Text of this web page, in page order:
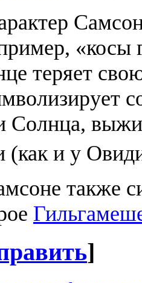
«косы
теряет
Солнца,
(как и у
также
]